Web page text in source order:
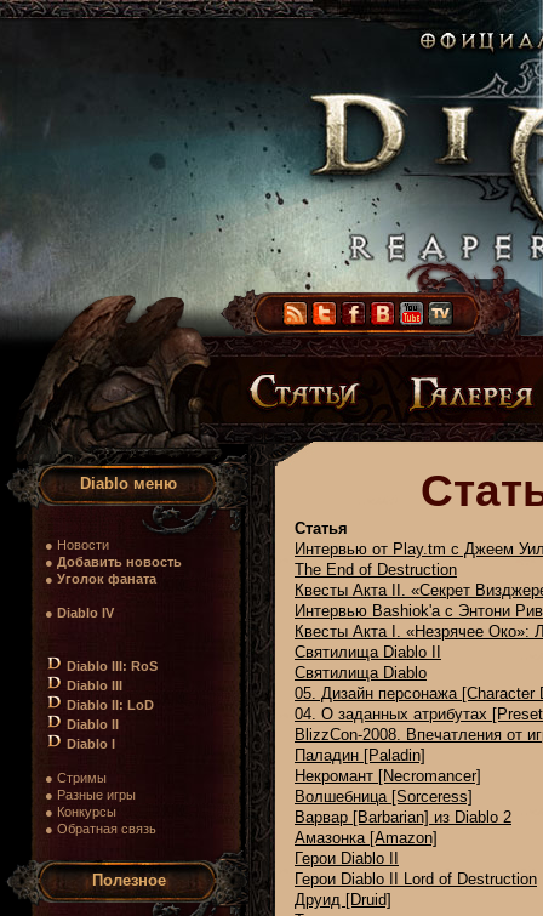
Diablo меню
● Новости
● Добавить новость
● Уголок фаната
● Diablo IV
Diablo III: RoS
Diablo III
Diablo II: LoD
Diablo II
Diablo I
● Стримы
● Разные игры
● Конкурсы
● Обратная связь
Полезное
Статья
Интервью от Play.tm с Джеем
The End of Destruction
Квесты Акта II. «Секрет
Интервью Bashiok'а с Энтони
Квесты Акта I. «Незрячее Око»:
Святилища Diablo II
Святилища Diablo
05. Дизайн персонажа [Character
04. О заданных атрибутах
BlizzCon-2008. Впечатления от
Паладин [Paladin]
Некромант [Necromancer]
Волшебница [Sorceress]
Варвар [Barbarian] из Diablo 2
Амазонка [Amazon]
Герои Diablo II
Герои Diablo II Lord of Destruction
Друид [Druid]